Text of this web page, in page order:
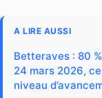
A LIRE AUSSI
Betteraves : 80
24 mars 2026,
niveau